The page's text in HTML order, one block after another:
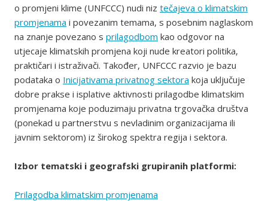
o promjeni klime (UNFCCC) nudi niz tečajeva o klimatskim
promjenama i povezanim temama, s posebnim naglaskom
na znanje povezano s prilagodbom kao odgovor na
utjecaje klimatskih promjena koji nude kreatori politika,
praktičari i istraživači. Također, UNFCCC razvio je bazu
podataka o Inicijativama privatnog sektora koja uključuje
dobre prakse i isplative aktivnosti prilagodbe klimatskim
promjenama koje poduzimaju privatna trgovačka društva
(ponekad u partnerstvu s nevladinim organizacijama ili
javnim sektorom) iz širokog spektra regija i sektora.
Izbor tematski i geografski grupiranih platformi:
Prilagodba klimatskim promjenama